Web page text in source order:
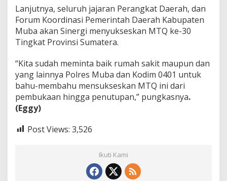
Lanjutnya, seluruh jajaran Perangkat Daerah, dan
Forum Koordinasi Pemerintah Daerah Kabupaten
Muba akan Sinergi menyukseskan MTQ ke-30
Tingkat Provinsi Sumatera.
“Kita sudah meminta baik rumah sakit maupun dan
yang lainnya Polres Muba dan Kodim 0401 untuk
bahu-membahu mensukseskan MTQ ini dari
pembukaan hingga penutupan,” pungkasnya.
(Eggy)
Post Views: 3,526
Ikuti Kami